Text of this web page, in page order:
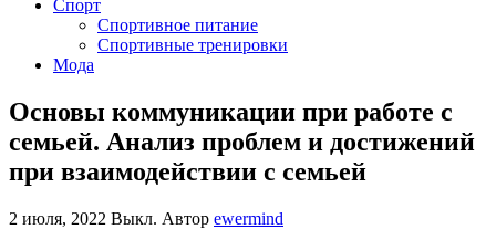
Спорт
Спортивное питание
Спортивные тренировки
Мода
Основы коммуникации при работе с
семьей. Анализ проблем и достижений
при взаимодействии с семьей
2 июля, 2022 Выкл. Автор ewermind